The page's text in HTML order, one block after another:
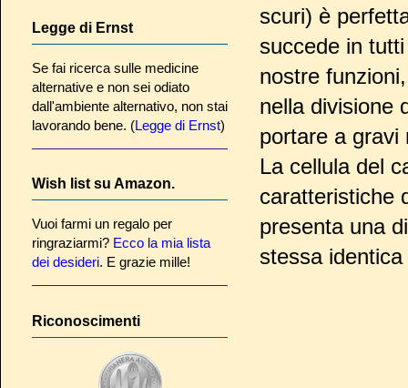
scuri) è
succede in
nostre
nella divisione
portare a gravi
La cellula del
caratteristiche
presenta una
stessa
Legge di Ernst
Se fai ricerca sulle medicine
alternative e non sei odiato
dall'ambiente alternativo, non stai
lavorando bene. (Legge di Ernst)
Wish list su Amazon.
Vuoi farmi un regalo per
ringraziarmi? Ecco la mia lista
dei desideri. E grazie mille!
Riconoscimenti